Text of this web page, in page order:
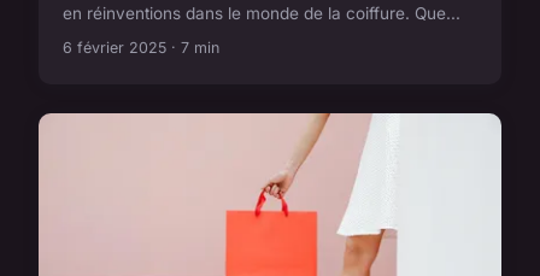
en réinventions dans le monde de la coiffure. Que...
6 février 2025 · 7 min